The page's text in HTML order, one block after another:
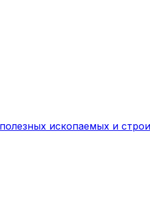
ископаемых и